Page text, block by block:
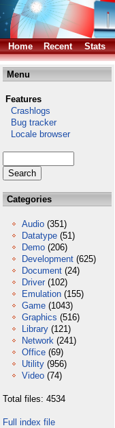
Home Recent Stats
Menu
Features
Crashlogs
Bug tracker
Locale browser
Categories
Audio (351)
Datatype (51)
Demo (206)
Development (625)
Document (24)
Driver (102)
Emulation (155)
Game (1043)
Graphics (516)
Library (121)
Network (241)
Office (69)
Utility (956)
Video (74)
Total files: 4534
Full index file